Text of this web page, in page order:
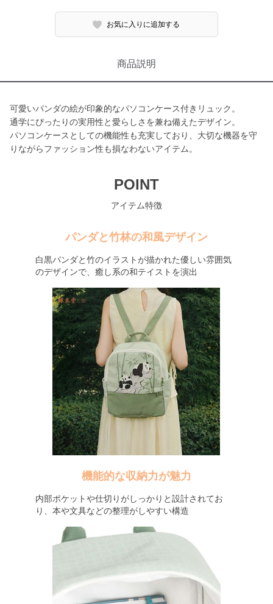
お気に入りに追加する
商品説明
可愛いパンダの絵が印象的なパソコンケース付きリュック。
通学にぴったりの実用性と愛らしさを兼ね備えたデザイン。
パソコンケースとしての機能性も充実しており、大切な機器を守
りながらファッション性も損なわないアイテム。
POINT
アイテム特徴
パンダと竹林の和風デザイン
白黒パンダと竹のイラストが描かれた優しい雰囲気
のデザインで、癒し系の和テイストを演出
機能的な収納力が魅力
内部ポケットや仕切りがしっかりと設計されてお
り、本や文具などの整理がしやすい構造